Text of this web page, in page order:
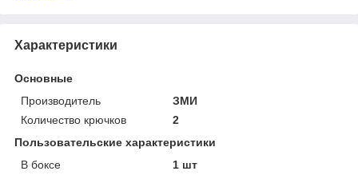
Характеристики
Основные
Производитель
ЗМИ
Количество крючков
2
Пользовательские характеристики
В боксе
1 шт